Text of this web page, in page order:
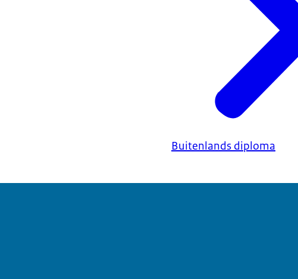
Buitenlands diploma